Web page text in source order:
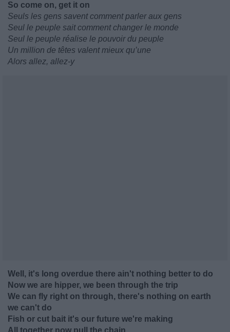
So come on, get it on
Seuls les gens savent comment parler aux gens
Seul le peuple sait comment changer le monde
Seul le peuple réalise le pouvoir du peuple
Un million de têtes valent mieux qu’une
Alors allez, allez-y
Well, it's long overdue there ain't nothing better to do
Now we are hipper, we been through the trip
We can fly right on through, there's nothing on earth
we can't do
Fish or cut bait it's our future we're making
All together now pull the chain